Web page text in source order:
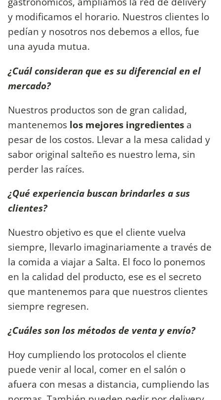
y modificamos el horario. Nuestros clientes lo
pedían y nosotros nos debemos a ellos, fue
una ayuda mutua.
¿Cuál consideran que es su diferencial en el
mercado?
Nuestros productos son de gran calidad,
mantenemos los mejores ingredientes a
pesar de los costos. Llevar a la mesa calidad y
sabor original salteño es nuestro lema, sin
perder las raíces.
¿Qué experiencia buscan brindarles a sus
clientes?
Nuestro objetivo es que el cliente vuelva
siempre, llevarlo imaginariamente a través de
la comida a viajar a Salta. El foco lo ponemos
en la calidad del producto, ese es el secreto
que mantenemos para que nuestros clientes
siempre regresen.
¿Cuáles son los métodos de venta y envío?
Hoy cumpliendo los protocolos el cliente
puede venir al local, comer en el salón o
afuera con mesas a distancia, cumpliendo las